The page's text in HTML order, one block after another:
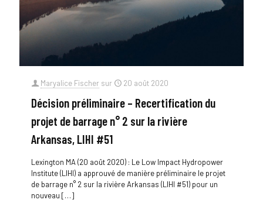
Maryalice Fischer sur 20 août 2020
Décision préliminaire – Recertification du
projet de barrage n° 2 sur la rivière
Arkansas, LIHI #51
Lexington MA (20 août 2020) : Le Low Impact Hydropower
Institute (LIHI) a approuvé de manière préliminaire le projet
de barrage n° 2 sur la rivière Arkansas (LIHI #51) pour un
nouveau […]